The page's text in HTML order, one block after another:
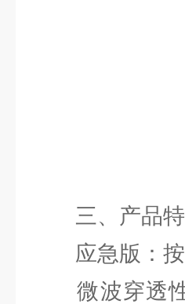
三、产品特
应急版：按
微波穿透性